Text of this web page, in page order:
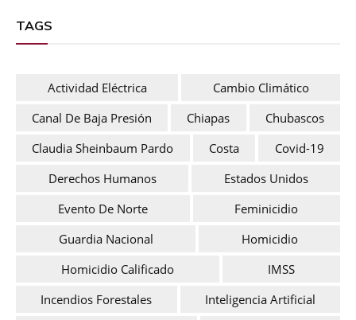
TAGS
Actividad Eléctrica
Cambio Climático
Canal De Baja Presión
Chiapas
Chubascos
Claudia Sheinbaum Pardo
Costa
Covid-19
Derechos Humanos
Estados Unidos
Evento De Norte
Feminicidio
Guardia Nacional
Homicidio
Homicidio Calificado
IMSS
Incendios Forestales
Inteligencia Artificial